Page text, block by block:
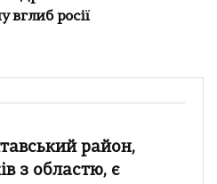
вглиб росії
район,
з областю, є